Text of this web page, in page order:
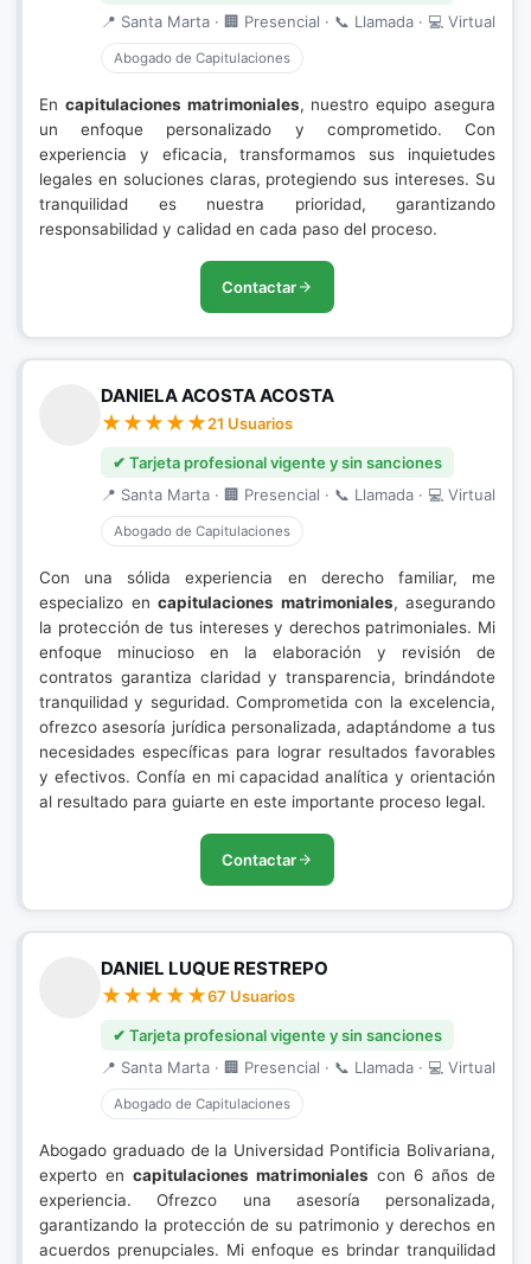
📍 Santa Marta · 🏢 Presencial · 📞 Llamada · 💻 Virtual
Abogado de Capitulaciones
En capitulaciones matrimoniales, nuestro equipo asegura
un enfoque personalizado y comprometido. Con
experiencia y eficacia, transformamos sus inquietudes
legales en soluciones claras, protegiendo sus intereses. Su
tranquilidad es nuestra prioridad, garantizando
responsabilidad y calidad en cada paso del proceso.
Contactar
DANIELA ACOSTA ACOSTA
21 Usuarios
✔ Tarjeta profesional vigente y sin sanciones
📍 Santa Marta · 🏢 Presencial · 📞 Llamada · 💻 Virtual
Abogado de Capitulaciones
Con una sólida experiencia en derecho familiar, me
especializo en capitulaciones matrimoniales, asegurando
la protección de tus intereses y derechos patrimoniales. Mi
enfoque minucioso en la elaboración y revisión de
contratos garantiza claridad y transparencia, brindándote
tranquilidad y seguridad. Comprometida con la excelencia,
ofrezco asesoría jurídica personalizada, adaptándome a tus
necesidades específicas para lograr resultados favorables
y efectivos. Confía en mi capacidad analítica y orientación
al resultado para guiarte en este importante proceso legal.
Contactar
DANIEL LUQUE RESTREPO
67 Usuarios
✔ Tarjeta profesional vigente y sin sanciones
📍 Santa Marta · 🏢 Presencial · 📞 Llamada · 💻 Virtual
Abogado de Capitulaciones
Abogado graduado de la Universidad Pontificia Bolivariana,
experto en capitulaciones matrimoniales con 6 años de
experiencia. Ofrezco una asesoría personalizada,
garantizando la protección de su patrimonio y derechos en
acuerdos prenupciales. Mi enfoque es brindar tranquilidad